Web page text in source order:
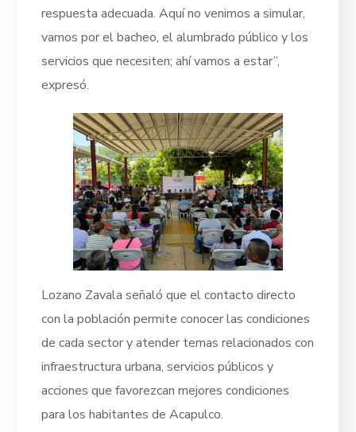
respuesta adecuada. Aquí no venimos a simular,
vamos por el bacheo, el alumbrado público y los
servicios que necesiten; ahí vamos a estar”,
expresó.
Lozano Zavala señaló que el contacto directo
con la población permite conocer las condiciones
de cada sector y atender temas relacionados con
infraestructura urbana, servicios públicos y
acciones que favorezcan mejores condiciones
para los habitantes de Acapulco.